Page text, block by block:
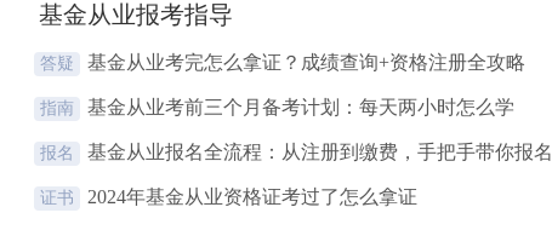
基金从业报考指导
答疑 基金从业考完怎么拿证？成绩查询+资格注册全攻略
指南 基金从业考前三个月备考计划：每天两小时怎么学
报名 基金从业报名全流程：从注册到缴费，手把手带你报名
证书 2024年基金从业资格证考过了怎么拿证